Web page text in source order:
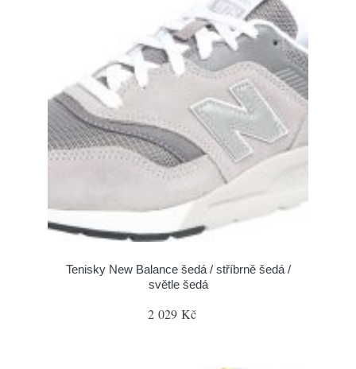
Tenisky New Balance šedá / stříbrně šedá /
světle šedá
2 029 Kč